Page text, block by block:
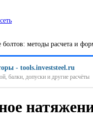
болтов: методы расчета и
- tools.investsteel.ru
балки, допуски и другие расчёты